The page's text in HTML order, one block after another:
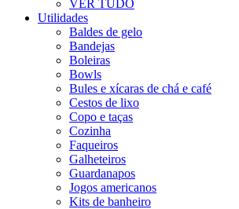
VER TUDO
Utilidades
Baldes de gelo
Bandejas
Boleiras
Bowls
Bules e xícaras de chá e café
Cestos de lixo
Copo e taças
Cozinha
Faqueiros
Galheteiros
Guardanapos
Jogos americanos
Kits de banheiro